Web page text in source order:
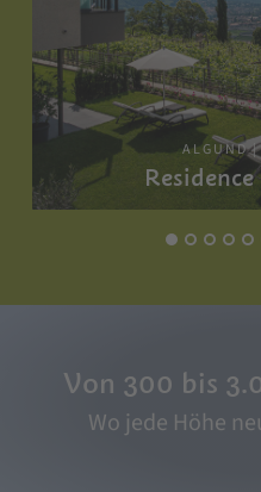
ALGUND |
Von 300 bis
Wo jede Höhe